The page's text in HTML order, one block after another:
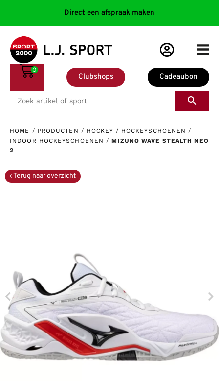
Direct een afspraak maken
Cadeaubon
Clubshops
0
HOME / PRODUCTEN / HOCKEY / HOCKEYSCHOENEN /
INDOOR HOCKEYSCHOENEN /MIZUNO WAVE STEALTH NEO
2